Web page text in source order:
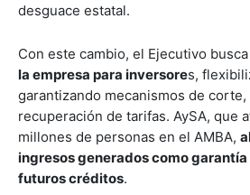
desguace estatal.
Con este cambio, el Ejecutivo busca
la empresa para inversores,
garantizando mecanismos de
recuperación de tarifas. AySA, que
millones de personas en el AMBA,
ingresos generados como
futuros créditos.